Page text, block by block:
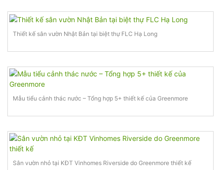
Thiết kế sân vườn Nhật Bản tại biệt thự FLC Hạ Long
Mẫu tiểu cảnh thác nước – Tổng hợp 5+ thiết kế của Greenmore
Sân vườn nhỏ tại KĐT Vinhomes Riverside do Greenmore thiết kế